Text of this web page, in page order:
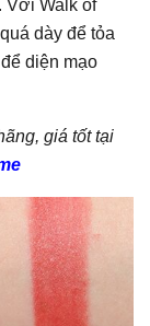
Với Walk of
dày để tỏa
diện mạo
giá tốt tại